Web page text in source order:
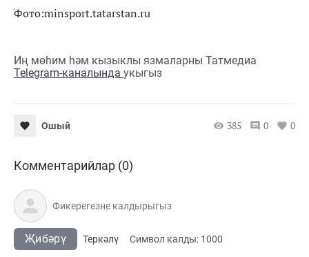
Фото:minsport.tatarstan.ru
Иң мөһим һәм кызыклы язмаларны Татмедиа
Telegram-каналында укыгыз
Ошый 385 0 0
Комментарийлар (0)
Җибәрү Теркәлү Cимвол калды: 1000